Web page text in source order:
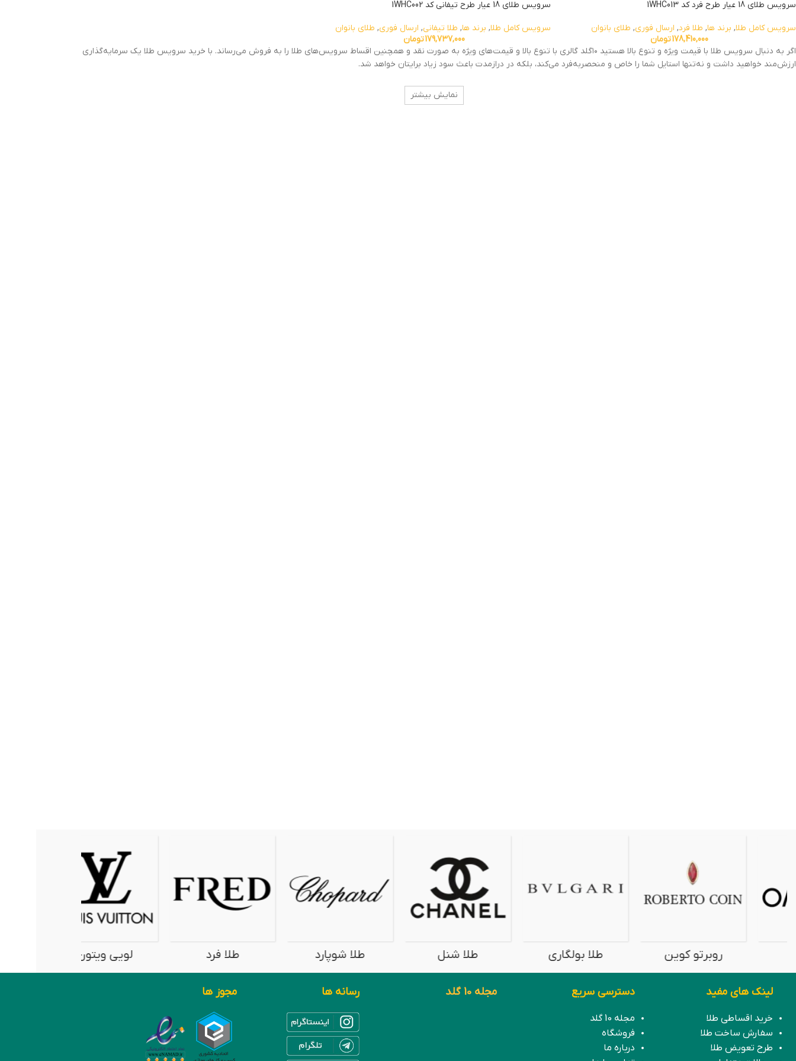
سرویس طلای 18 عیار طرح فرد کد 1WHC013
سرویس کامل طلا, برند ها, طلا فرد, ارسال فوری, طلای بانوان
178,410,000تومان
سرویس طلای 18 عیار طرح تیفانی کد 1WHC002
سرویس کامل طلا, برند ها, طلا تیفانی, ارسال فوری, طلای بانوان
179,737,000تومان
اگر به دنبال سرویس طلا با قیمت ویژه و تنوع بالا هستید ۱۰گلد گالری با تنوع بالا و قیمت‌های ویژه به صورت نقد و همچنین اقساط سرویس‌های طلا را به فروش می‌رساند. با خرید سرویس طلا یک سرمایه‌گذاری
ارزش‌مند خواهید داشت و نه‌تنها استایل شما را خاص و منحصربه‌فرد می‌کند، بلکه در درازمدت باعث سود زیاد برایتان خواهد شد.
نمایش بیشتر
روبرتو کوین طلا بولگاری طلا شنل طلا شوپارد لویی ویتون
لینک های مفید
خرید اقساطی طلا
سفارش ساخت طلا
طرح تعویض طلا
دسترسی سریع
مجله 10 گلد
فروشگاه
درباره ما
مجله 10 گلد رسانه ها مجوز ها